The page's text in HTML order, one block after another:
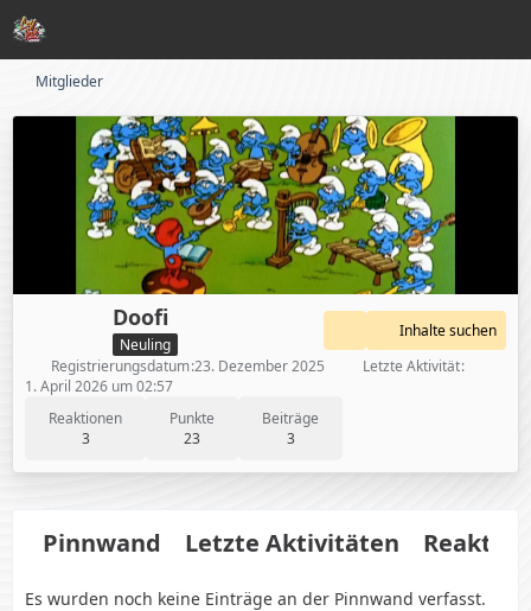
Mitglieder
Doofi
Neuling
Reaktionen
3
Punkte
23
Beiträge
3
Inhalte suchen
Registrierungsdatum 23. Dezember 2025
Letzte Aktivität
1. April 2026 um 02:57
Pinnwand Letzte Aktivitäten
Es wurden noch keine Einträge an der Pinnwand verfasst.